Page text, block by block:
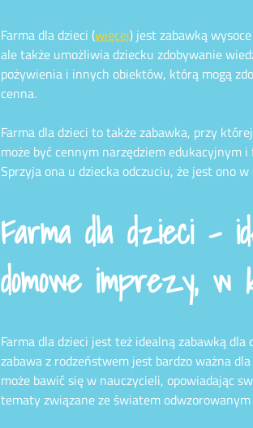
Farma dla dzieci (więcej) jest zabawką
ale także umożliwia dziecku zdobywanie
pożywienia i innych obiektów, którą mogą
cenna.
Farma dla dzieci to także zabawka, przy
może być cennym narzędziem edukacyjnym
Sprzyja ona u dziecka odczuciu, że jest ono
Farma dla dzieci –
domowe imprezy,
Farma dla dzieci jest też idealną zabawką
zabawa z rodzeństwem jest bardzo ważna
może bawić się w nauczycieli, opowiadając
tematy związane ze światem odwzorowanym